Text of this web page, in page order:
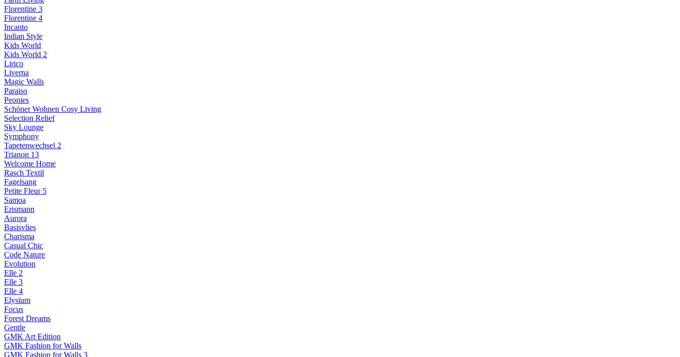
Florentine 3
Florentine 4
Incanto
Indian Style
Kids World
Kids World 2
Lirico
Liverna
Magic Walls
Paraiso
Peonies
Schöner Wohnen Cosy Living
Selection Relief
Sky Lounge
Symphony
Tapetenwechsel 2
Trianon 13
Welcome Home
Rasch Textil
Fagelsang
Petite Fleur 5
Samoa
Erismann
Aurora
Basisvlies
Charisma
Casual Chic
Code Nature
Evolution
Elle 2
Elle 3
Elle 4
Elysium
Focus
Forest Dreams
Gentle
GMK Art Edition
GMK Fashion for Walls
GMK Fashion for Walls 3